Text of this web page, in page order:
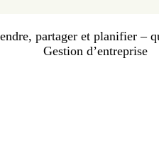
partager et planifier
Gestion d’entreprise